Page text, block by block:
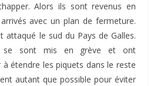
Alors ils sont revenus en
avec un plan de fermeture.
attaqué le sud du Pays de Galles.
se sont mis en grève et ont
étendre les piquets dans le reste
autant que possible pour éviter